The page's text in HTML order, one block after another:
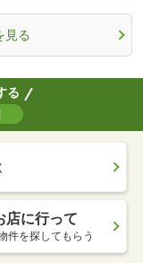
見る
る
店に行って
件を探してもらう